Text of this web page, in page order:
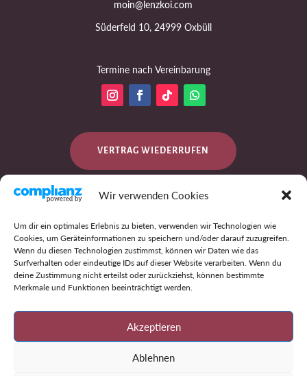
Wir verwenden Cookies
Um dir ein optimales Erlebnis zu bieten, verwenden wir Technologien wie
Cookies, um Geräteinformationen zu speichern und/oder darauf zuzugreifen.
Wenn du diesen Technologien zustimmst, können wir Daten wie das
Surfverhalten oder eindeutige IDs auf dieser Website verarbeiten. Wenn du
deine Zustimmung nicht erteilst oder zurückziehst, können bestimmte
Merkmale und Funktionen beeinträchtigt werden.
Akzeptieren
Ablehnen
moin@lenzkoi.com
Süderfeld 10, 24999 Oxbüll
Termine nach Vereinbarung
VERTRAG WIEDERRUFEN
IMPRESSUM
AGB